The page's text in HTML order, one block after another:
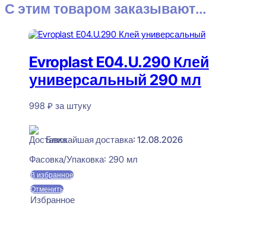
С этим товаром заказывают...
Evroplast E04.U.290 Клей
универсальный 290 мл
998 ₽ за штуку
Ближайшая доставка: 12.08.2026
Фасовка/Упаковка: 290 мл
В избранное
Отменить
Избранное